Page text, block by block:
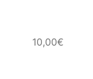
10,00€